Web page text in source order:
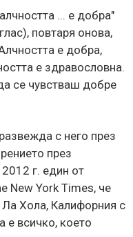
... е добра"
повтаря онова,
е добра,
е здравословна.
се чувстваш добре
с него през
през
г. един от
​​New York Times, че
Хола, Калифорния с
е всичко, което